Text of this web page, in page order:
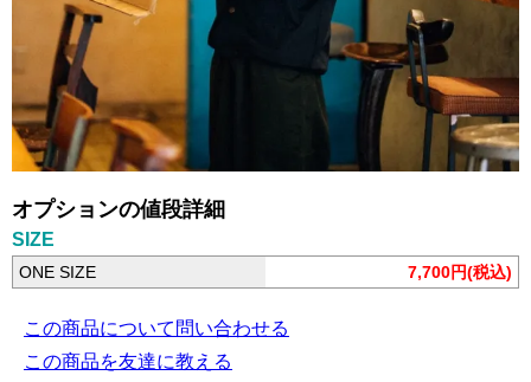
オプションの値段詳細
SIZE
ONE SIZE 7,700円(税込)
この商品について問い合わせる
この商品を友達に教える